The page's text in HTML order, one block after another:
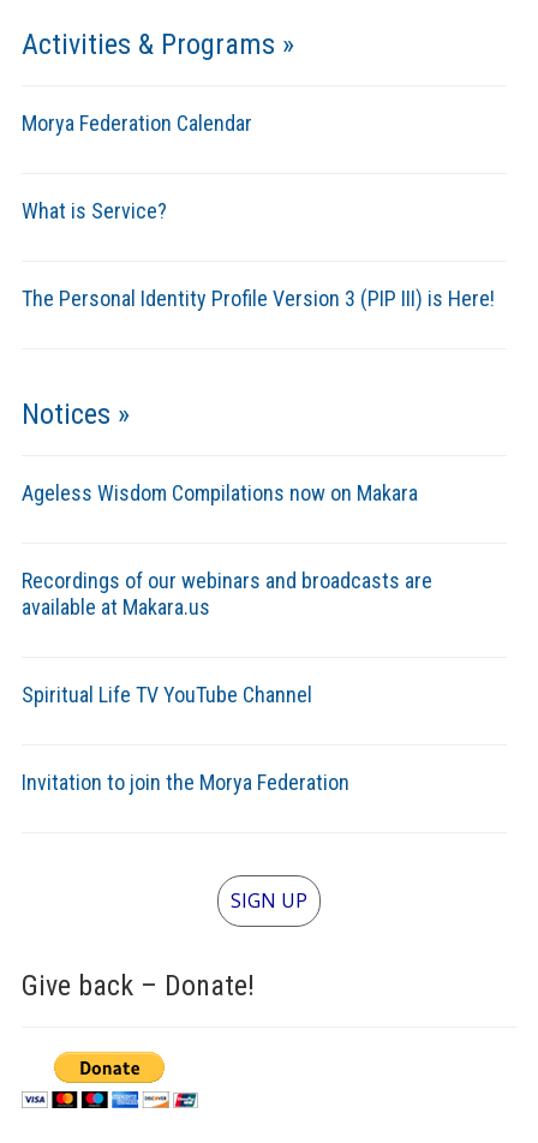
Activities & Programs »
Morya Federation Calendar
What is Service?
The Personal Identity Profile Version 3 (PIP III) is Here!
Notices »
Ageless Wisdom Compilations now on Makara
Recordings of our webinars and broadcasts are
available at Makara.us
Spiritual Life TV YouTube Channel
Invitation to join the Morya Federation
SIGN UP
Give back – Donate!